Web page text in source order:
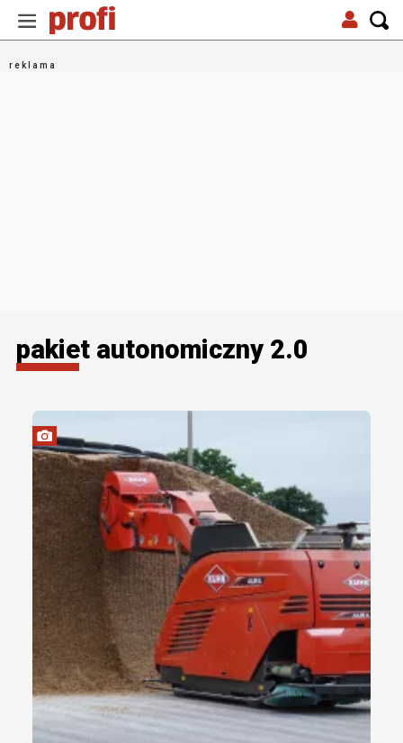
pakiet autonomiczny 2.0